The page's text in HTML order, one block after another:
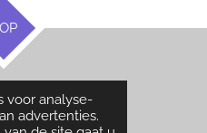
voor analyse-
advertenties.